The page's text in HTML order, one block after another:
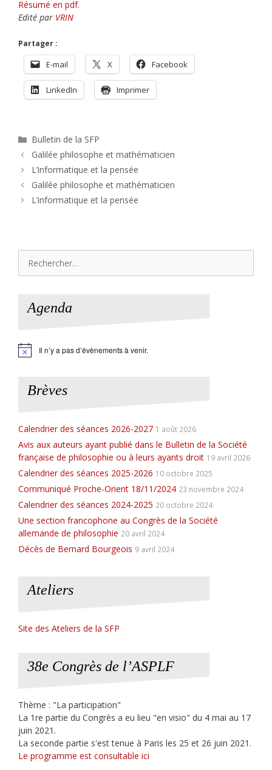
Résumé en pdf.
Edité par VRIN
Partager :
E-mail X Facebook
LinkedIn Imprimer
Catégories
Bulletin de la SFP
Galilée philosophe et mathématicien
L’informatique et la pensée
Galilée philosophe et mathématicien
L’informatique et la pensée
Agenda
N
Il n’y a pas d’évènements à venir.
Brèves
Calendrier des séances 2026-2027 1 août 2026
Avis aux auteurs ayant publié dans le Bulletin de la Société
française de philosophie ou à leurs ayants droit 19 avril 2026
Calendrier des séances 2025-2026 10 octobre 2025
Communiqué Proche-Orient 18/11/2024 23 novembre 2024
Calendrier des séances 2024-2025 20 octobre 2024
Une section francophone au Congrès de la Société
allemande de philosophie 20 avril 2024
Décès de Bernard Bourgeois 9 avril 2024
Ateliers
Site des Ateliers de la SFP
38e Congrès de l’ASPLF
Thème : "La participation"
La 1re partie du Congrès a eu lieu "en visio" du 4 mai au 17
juin 2021.
La seconde partie s'est tenue à Paris les 25 et 26 juin 2021.
Le programme est consultable ici